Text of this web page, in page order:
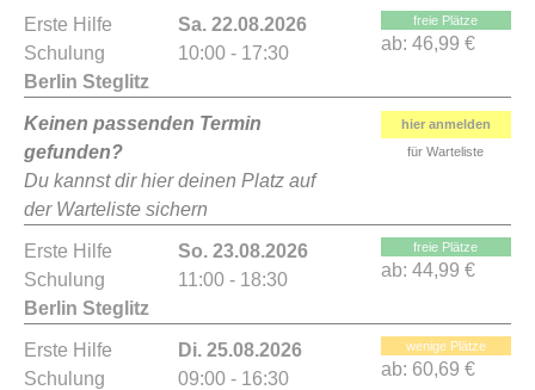
Erste Hilfe
Schulung
Berlin Steglitz
Sa. 22.08.2026
10:00 - 17:30
freie Plätze
ab: 46,99 €
Keinen passenden Termin
gefunden?
Du kannst dir hier deinen Platz auf
der Warteliste sichern
hier anmelden
für Warteliste
Erste Hilfe
Schulung
Berlin Steglitz
So. 23.08.2026
11:00 - 18:30
freie Plätze
ab: 44,99 €
Erste Hilfe
Schulung
Di. 25.08.2026
09:00 - 16:30
wenige Plätze
ab: 60,69 €